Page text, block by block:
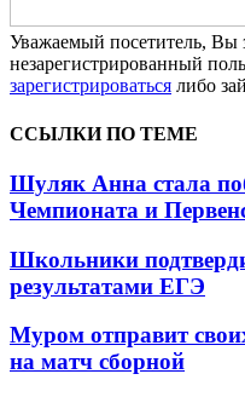
Уважаемый посетитель, Вы
незарегистрированный
зарегистрироваться либо
ССЫЛКИ ПО ТЕМЕ
Шуляк Анна стала
Чемпионата и
Школьники
результатами ЕГЭ
Муром отправит
на матч сборной